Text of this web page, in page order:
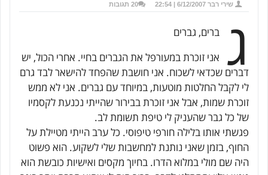
שירי רבר 6/12/2007 | 22:54 20 תגובות
ג ברים, גברים
אני זוכרת במעורפל את הגברים בחיי. אחרי הכול, יש
דברים שכדאי לשכוח. אני חושבת שהפחד להישאר לבד גרם
לי לקבל החלטות מוטעות, במיוחד עם גברים. אני לא ממש
זוכרת שמות, אבל אני זוכרת בבירור שהייתי נכנעת לקסמיו
של כל גבר שהעניק לי טיפת תשומת לב.
פגשתי אותו בלילה חורפי טיפוסי. כל ערב הייתי מטיילת על
החוף, בזמן שאני נותנת למחשבות שלי לשקוע. הוא פשוט
היה שם מולי במלוא הדרו. בחיוך מקסים ואישיות כובשת הוא